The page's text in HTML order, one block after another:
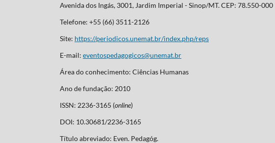
Avenida dos Ingás, 3001, Jardim Imperial - Sinop/MT. CEP: 78.550-000
Telefone: +55 (66) 3511-2126
Site: https://periodicos.unemat.br/index.php/reps
E-mail: eventospedagogicos@unemat.br
Área do conhecimento: Ciências Humanas
Ano de fundação: 2010
ISSN: 2236-3165 (online)
DOI: 10.30681/2236-3165
Título abreviado: Even. Pedagóg.